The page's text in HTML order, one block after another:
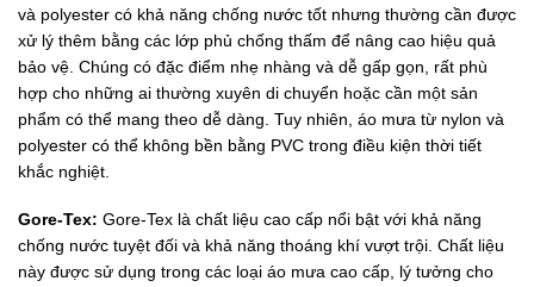
và polyester có khả năng chống nước tốt nhưng thường cần được
xử lý thêm bằng các lớp phủ chống thấm để nâng cao hiệu quả
bảo vệ. Chúng có đặc điểm nhẹ nhàng và dễ gấp gọn, rất phù
hợp cho những ai thường xuyên di chuyển hoặc cần một sản
phẩm có thể mang theo dễ dàng. Tuy nhiên, áo mưa từ nylon và
polyester có thể không bền bằng PVC trong điều kiện thời tiết
khắc nghiệt.
Gore-Tex: Gore-Tex là chất liệu cao cấp nổi bật với khả năng
chống nước tuyệt đối và khả năng thoáng khí vượt trội. Chất liệu
này được sử dụng trong các loại áo mưa cao cấp, lý tưởng cho